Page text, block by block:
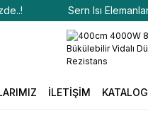
Sern Isı Elemanları
İLETİŞİM KATALOG